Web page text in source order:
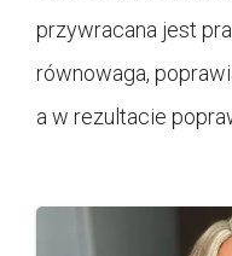
przywracana jest
równowaga,
a w rezultacie